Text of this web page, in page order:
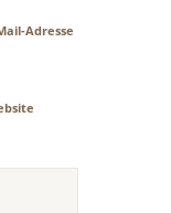
Adresse